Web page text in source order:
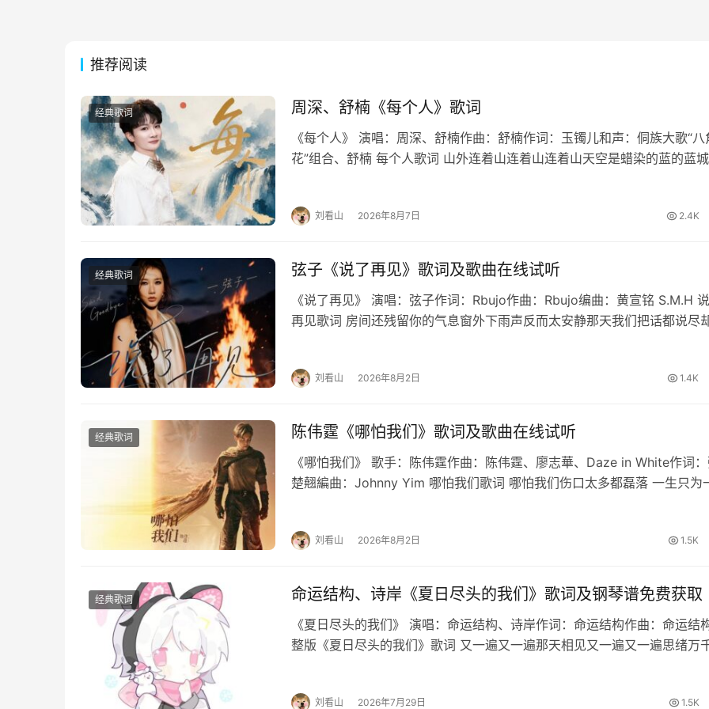
推荐阅读
经典歌词 周深、舒楠《每个人》歌词
《每个人》 演唱：周深、舒楠作曲：舒楠作词：玉镯儿和声：侗族大歌“八
花”组合、舒楠 每个人歌词 山外连着山连着山连着山天空是蜡染的蓝的蓝城
刘看山 2026年8月7日 2.4K
经典歌词 弦子《说了再见》歌词及歌曲在线试听
《说了再见》 演唱：弦子作词：Rbujo作曲：Rbujo编曲：黄宣铭 S.M.H
再见歌词 房间还残留你的气息窗外下雨声反而太安静那天我们把话都说尽
刘看山 2026年8月2日 1.4K
经典歌词 陈伟霆《哪怕我们》歌词及歌曲在线试听
《哪怕我们》 歌手：陈伟霆作曲：陈伟霆、廖志華、Daze in White作词
楚翹編曲：Johnny Yim 哪怕我们歌词 哪怕我们伤口太多都磊落 一生只为
刘看山 2026年8月2日 1.5K
经典歌词 命运结构、诗岸《夏日尽头的我们》歌词及钢琴谱免费获取
《夏日尽头的我们》 演唱：命运结构、诗岸作词：命运结构作曲：命运结
整版《夏日尽头的我们》歌词 又一遍又一遍那天相见又一遍又一遍思绪万
刘看山 2026年7月29日 1.5K